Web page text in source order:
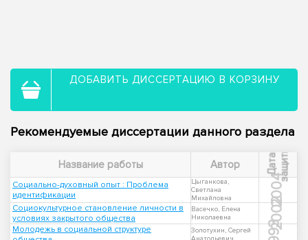
ДОБАВИТЬ ДИССЕРТАЦИЮ В КОРЗИНУ
Рекомендуемые диссертации данного раздела
Название работы Автор Д
а
т
а
з
а
щ
и
ты
Социально-духовный опыт : Проблема
идентификации
Цыганкова,
Светлана
Михайловна
2004
Социокультурное становление личности в
условиях закрытого общества
Васечко, Елена
Николаевна
2002
Молодежь в социальной структуре
Золотухин, Сергей